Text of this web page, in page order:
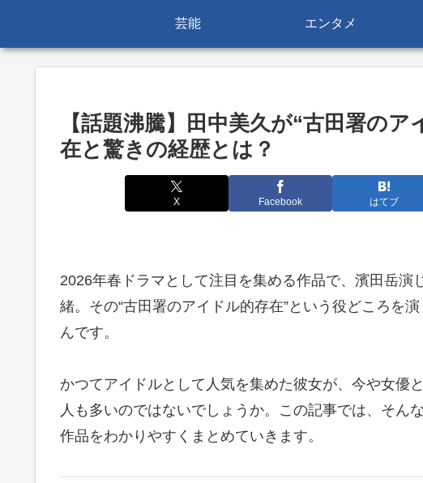
芸能 エンタメ
【話題沸騰】田中美久が“古田署の
在と驚きの経歴とは？
X Facebook はてブ
2026年春ドラマとして注目を集める作品で、濱田岳演
緒。その“古田署のアイドル的存在”という役どころを
んです。
かつてアイドルとして人気を集めた彼女が、今や女優
人も多いのではないでしょうか。この記事では、そん
作品をわかりやすくまとめていきます。